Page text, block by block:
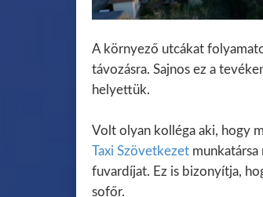
A környező utcákat
távozásra. Sajnos ez a
helyettük.
Volt olyan kolléga aki, hogy
Taxi Szövetkezet
fuvardíjat. Ez is bizonyítja,
sofőr.